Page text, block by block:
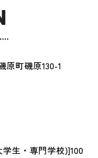
原町磯原130-1
生・専門学校)]100